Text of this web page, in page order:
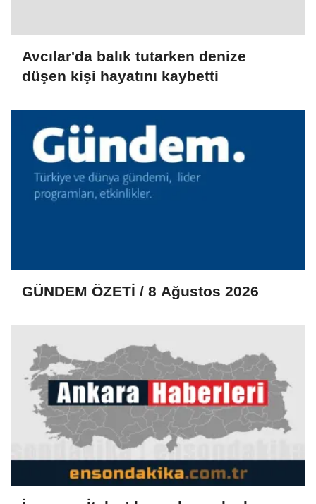
Avcılar'da balık tutarken denize
düşen kişi hayatını kaybetti
GÜNDEM ÖZETİ / 8 Ağustos 2026